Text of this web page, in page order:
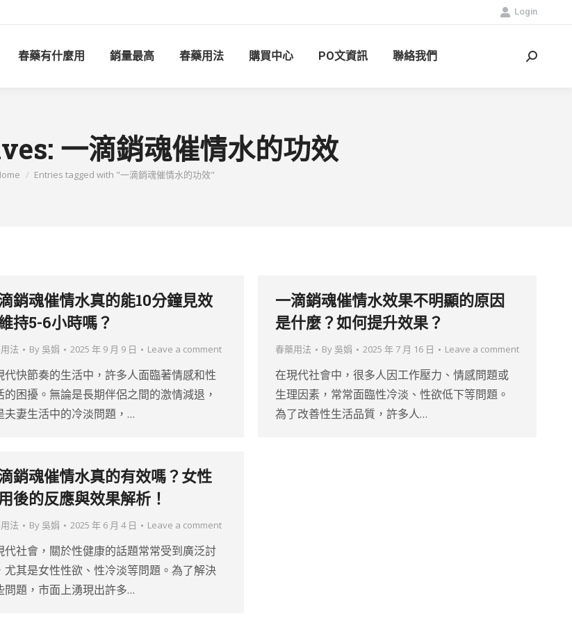
Login
春藥有什麼用 銷量最高 春藥用法 購買中心 PO文資訊 聯絡我們 Search:
一滴銷魂催情水的功效
are here:
Entries tagged with "一滴銷魂催情水的功效"
銷魂催情水真的能10分鐘見效
持5-6小時嗎？
法 By 吳娟 2025 年 9 月 9 日 Leave a comment
代快節奏的生活中，許多人面臨著情感和性
的困擾。無論是長期伴侶之間的激情減退，
夫妻生活中的冷淡問題，…
一滴銷魂催情水效果不明顯的原因
是什麼？如何提升效果？
春藥用法 By 吳娟 2025 年 7 月 16 日 Leave a comment
在現代社會中，很多人因工作壓力、情感問題或
生理因素，常常面臨性冷淡、性欲低下等問題。
為了改善性生活品質，許多人…
銷魂催情水真的有效嗎？女性
後的反應與效果解析！
法 By 吳娟 2025 年 6 月 4 日 Leave a comment
代社會，關於性健康的話題常常受到廣泛討
尤其是女性性欲、性冷淡等問題。為了解決
問題，市面上湧現出許多…